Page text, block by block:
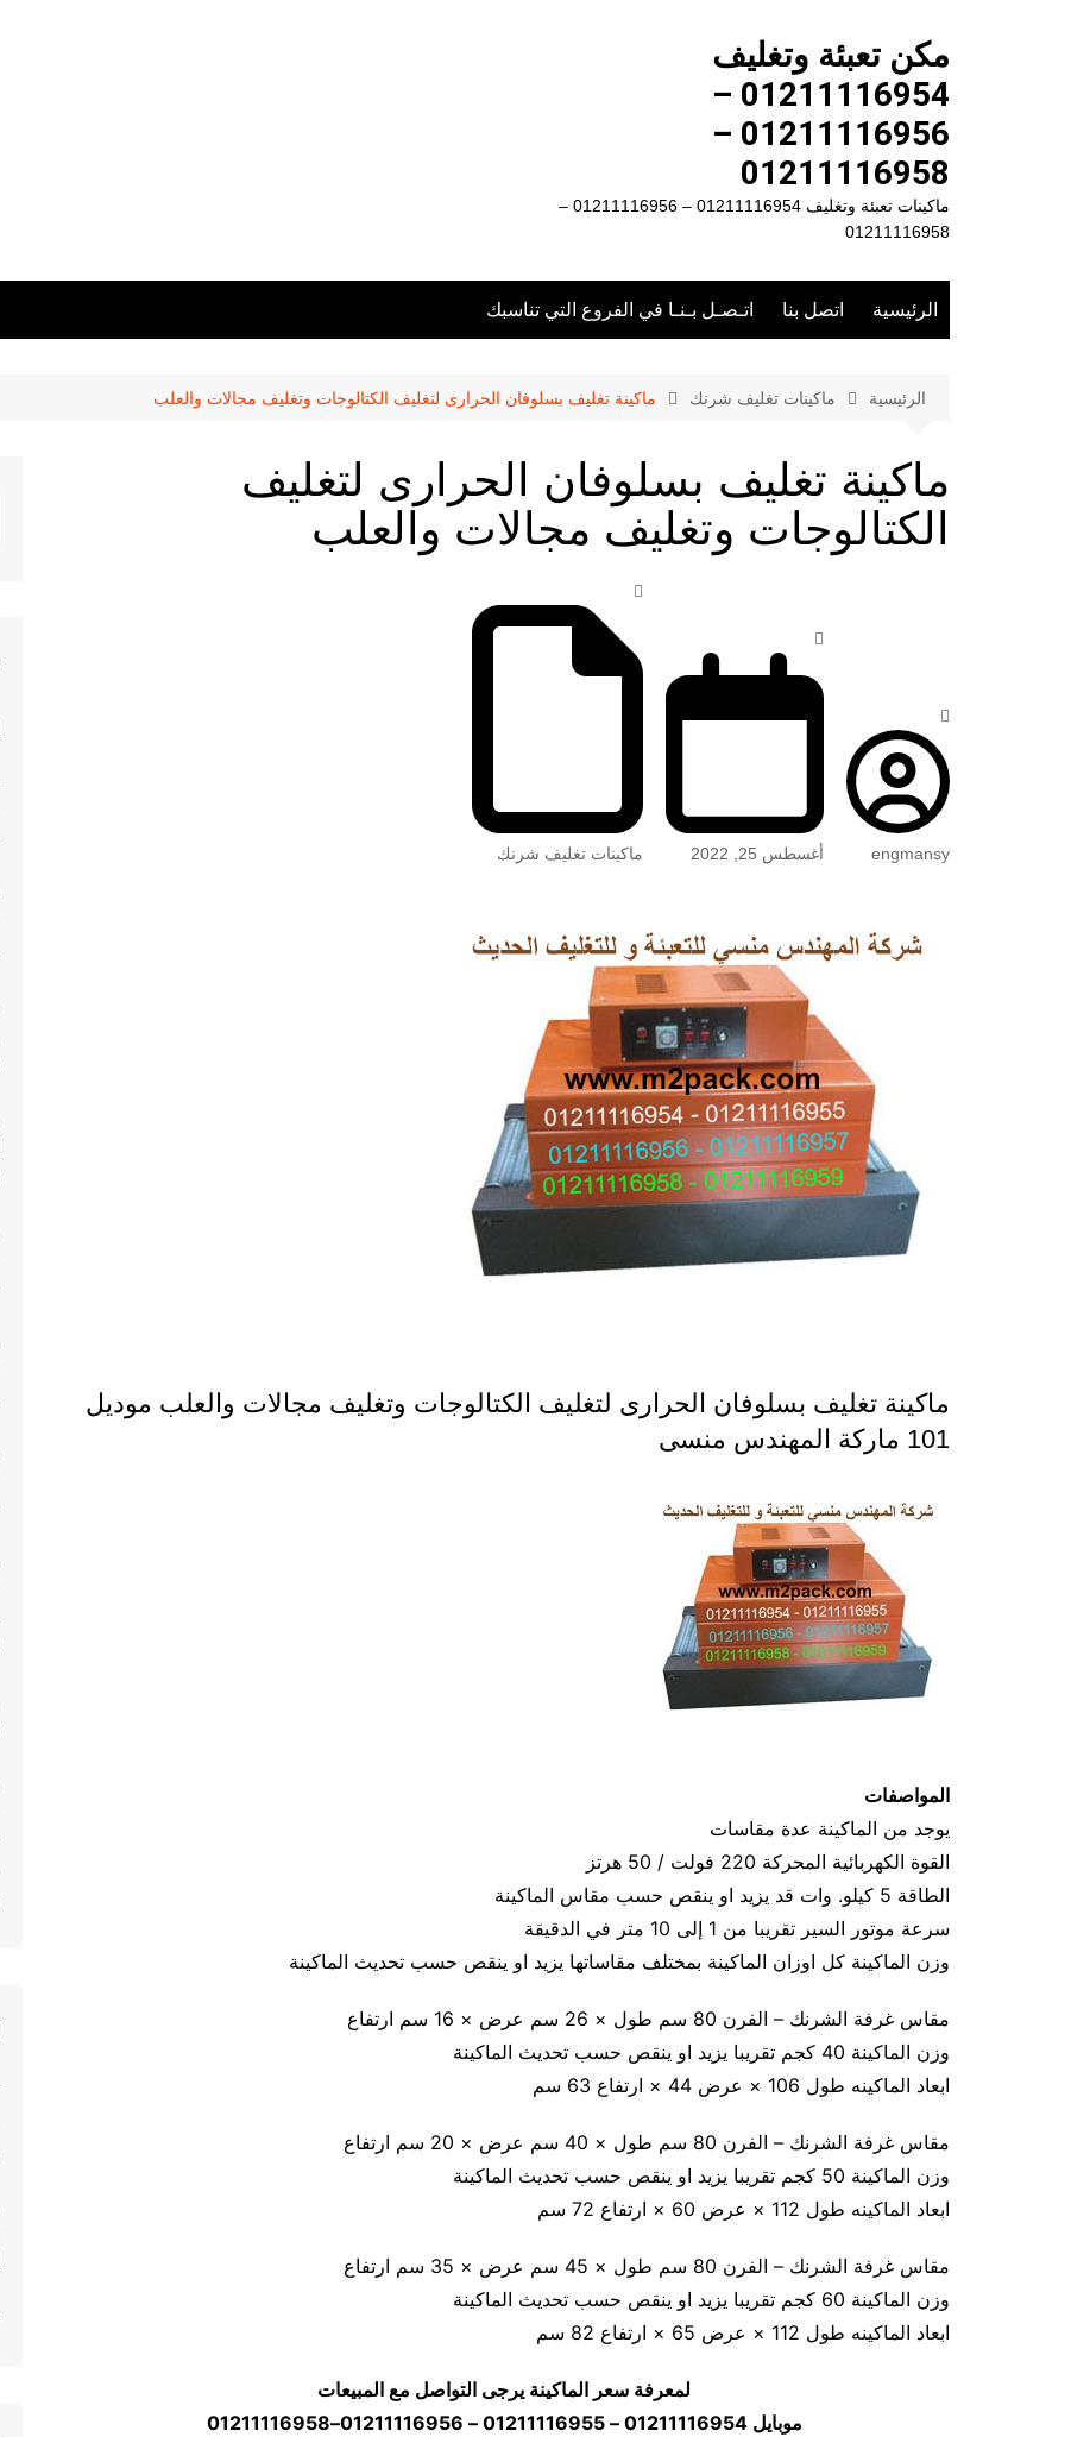
مكن تعبئة وتغليف
01211116954 –
01211116956 –
01211116958
ماكينات تعبئة وتغليف 01211116954 – 01211116956 –
01211116958
الرئيسية اتصل بنا اتـصـل بـنـا في الفروع التي تناسبك
الرئيسية ماكينات تغليف شرنك ماكينة تغليف بسلوفان الحرارى لتغليف الكتالوجات وتغليف مجالات والعلب
ماكينة تغليف بسلوفان الحرارى لتغليف
الكتالوجات وتغليف مجالات والعلب
engmansy أغسطس 25, 2022 ماكينات تغليف شرنك
ماكينة تغليف بسلوفان الحرارى لتغليف الكتالوجات وتغليف مجالات والعلب موديل
101 ماركة المهندس منسى
المواصفات
يوجد من الماكينة عدة مقاسات
القوة الكهربائية المحركة 220 فولت / 50 هرتز
الطاقة 5 كيلو. وات قد يزيد او ينقص حسب مقاس الماكينة
سرعة موتور السير تقريبا من 1 إلى 10 متر في الدقيقة
وزن الماكينة كل اوزان الماكينة بمختلف مقاساتها يزيد او ينقص حسب تحديث الماكينة
مقاس غرفة الشرنك – الفرن 80 سم طول × 26 سم عرض × 16 سم ارتفاع
وزن الماكينة 40 كجم تقريبا يزيد او ينقص حسب تحديث الماكينة
ابعاد الماكينه طول 106 × عرض 44 × ارتفاع 63 سم
مقاس غرفة الشرنك – الفرن 80 سم طول × 40 سم عرض × 20 سم ارتفاع
وزن الماكينة 50 كجم تقريبا يزيد او ينقص حسب تحديث الماكينة
ابعاد الماكينه طول 112 × عرض 60 × ارتفاع 72 سم
مقاس غرفة الشرنك – الفرن 80 سم طول × 45 سم عرض × 35 سم ارتفاع
وزن الماكينة 60 كجم تقريبا يزيد او ينقص حسب تحديث الماكينة
ابعاد الماكينه طول 112 × عرض 65 × ارتفاع 82 سم
لمعرفة سعر الماكينة يرجى التواصل مع المبيعات
موبايل 01211116954 – 01211116955 – 01211116956–01211116958